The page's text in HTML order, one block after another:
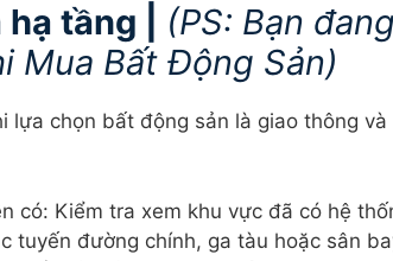
tầng | (PS: Bạn
Mua Bất Động Sản)
lựa chọn bất động sản là giao thông
có: Kiểm tra xem khu vực đã có hệ
tuyến đường chính, ga tàu hoặc sân